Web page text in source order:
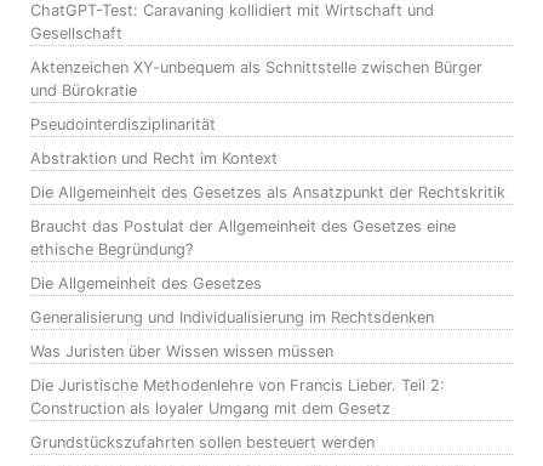
ChatGPT-Test: Caravaning kollidiert mit Wirtschaft und
Gesellschaft
Aktenzeichen XY-unbequem als Schnittstelle zwischen Bürger
und Bürokratie
Pseudointerdisziplinarität
Abstraktion und Recht im Kontext
Die Allgemeinheit des Gesetzes als Ansatzpunkt der Rechtskritik
Braucht das Postulat der Allgemeinheit des Gesetzes eine
ethische Begründung?
Die Allgemeinheit des Gesetzes
Generalisierung und Individualisierung im Rechtsdenken
Was Juristen über Wissen wissen müssen
Die Juristische Methodenlehre von Francis Lieber. Teil 2:
Construction als loyaler Umgang mit dem Gesetz
Grundstückszufahrten sollen besteuert werden